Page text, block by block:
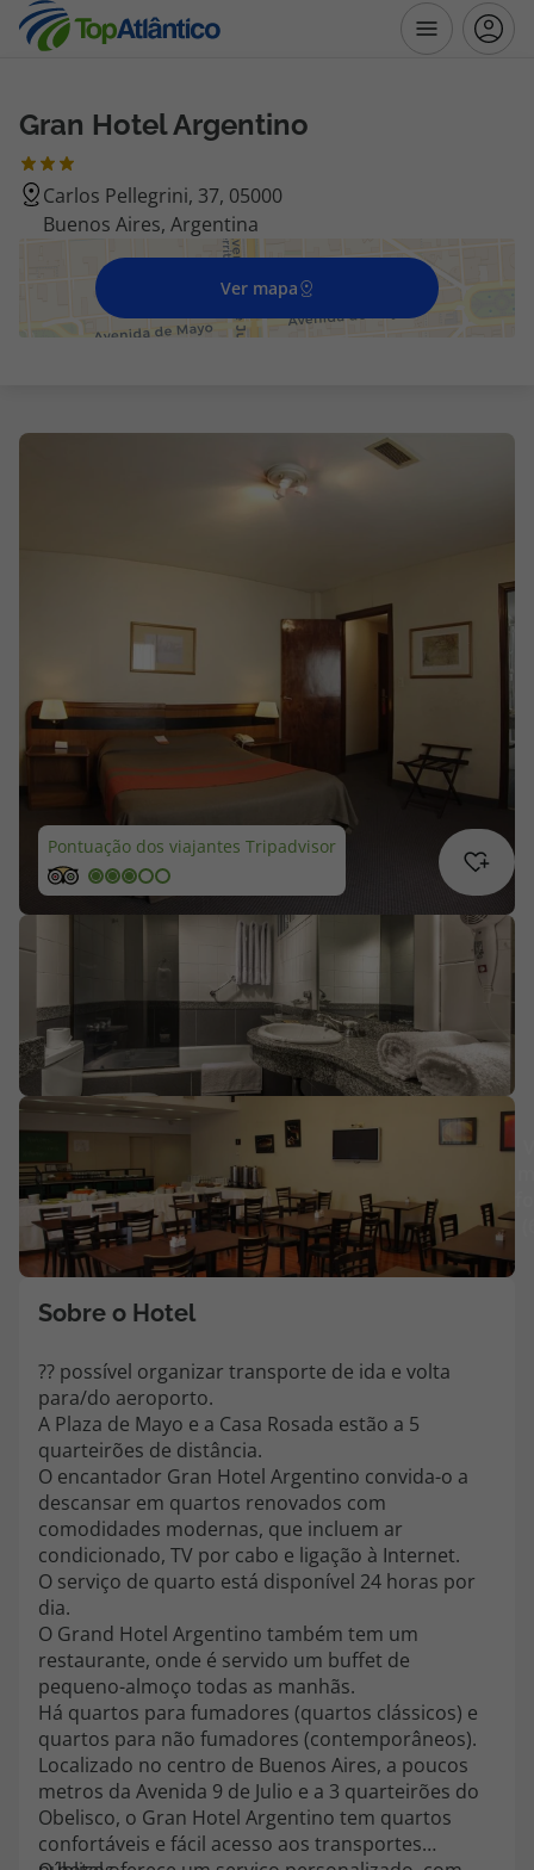
Destinos
Voos
Voos + Hotel
Promoções
Especialistas
Cheque Viagem
Rede de Lojas
Blog TopViagens
Área de Cliente
Agências
Contactos
Apoio ao cliente em Portugal
218 925 471
218 925 471
Custo de uma chamada para a rede fixa nacional.
A sua agência de viagens Top Atlântico tem a preocupação de estar
sempre mais perto de si, para maior comodidade e total facilidade
na marcação das suas viagens, tem ainda ao seu dispor o nosso call
center a funcionar todos os dias úteis das 10:00 às 20:00 e Sábado
das 10:00 às 14:00.
topatlantico@topatlantico.com
Gran Hotel Argentino
Carlos Pellegrini, 37, 05000
Buenos Aires, Argentina
Ver mapa
Pontuação dos viajantes Tripadvisor
Sobre o Hotel
?? possível organizar transporte de ida e volta
para/do aeroporto.
A Plaza de Mayo e a Casa Rosada estão a 5
quarteirões de distância.
O encantador Gran Hotel Argentino convida-o a
descansar em quartos renovados com
comodidades modernas, que incluem ar
condicionado, TV por cabo e ligação à Internet.
O serviço de quarto está disponível 24 horas por
dia.
O Grand Hotel Argentino também tem um
restaurante, onde é servido um buffet de
pequeno-almoço todas as manhãs.
Há quartos para fumadores (quartos clássicos) e
quartos para não fumadores (contemporâneos).
Localizado no centro de Buenos Aires, a poucos
metros da Avenida 9 de Julio e a 3 quarteirões do
Obelisco, o Gran Hotel Argentino tem quartos
confortáveis e fácil acesso aos transportes